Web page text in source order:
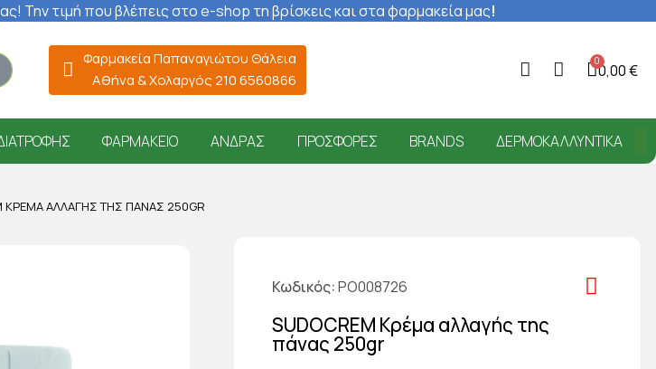
! Την τιμή που βλέπεις στο e-shop τη βρίσκεις και στα φαρμακεία μας!
Φαρμακεία Παπαναγιώτου Θάλεια
Αθήνα & Χολαργός 210 6560866
0,00 €
ΦΑΡΜΑΚΕΊΟ ΆΝΔΡΑΣ ΠΡΟΣΦΟΡΈΣ BRANDS ΔΕΡΜΟΚΑΛΛΥΝΤΙΚΆ
ΚΡΈΜΑ ΑΛΛΑΓΉΣ ΤΗΣ ΠΆΝΑΣ 250GR
Κωδικός PO008726
SUDOCREM Κρέμα αλλαγής της
πάνας 250gr